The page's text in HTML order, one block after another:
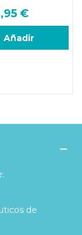
€
Añadir
de